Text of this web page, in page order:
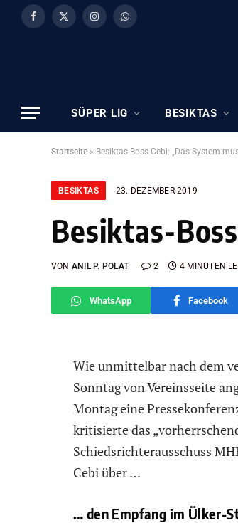
Facebook
X
InstagramWhatsApp
SÜPER LIG BESIKTAS
Startseite » Besiktas-Boss Cebi: „Das System
BESIKTAS 23. DEZEMBER 2019
Besiktas-
VON ANIL P. POLAT 2 4 MINUTEN
WhatsApp Facebook
Wie unmittelbar nach dem
Sonntag von Vereinsseite
Montag eine
kritisierte das
Schiedsrichterausschuss
Cebi über …
… den Empfang im Ülker-